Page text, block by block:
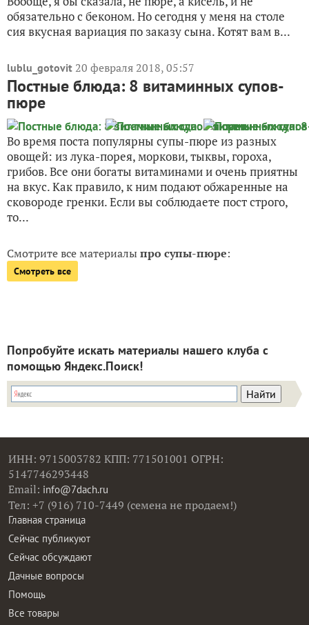
обязательно с беконом. Но сегодня у меня на столе
сия вкусная вариация по заказу сына. Котят вам в...
lublu_gotovit 20 февраля 2018, 05:57
Постные блюда: 8 витаминных супов-
пюре
Во время поста популярны супы-пюре из разных
овощей: из лука-порея, моркови, тыквы, гороха,
грибов. Все они богаты витаминами и очень приятны
на вкус. Как правило, к ним подают обжаренные на
сковороде гренки. Если вы соблюдаете пост строго,
то...
Смотрите все материалыпро супы-пюре:
Смотреть все
Попробуйте искать материалы нашего клуба с
помощью Яндекс.Поиск!
ИНН: 9715003782 КПП: 771501001 ОГРН:
5147746293448
Email: info@7dach.ru
Тел: +7 (916) 710-7449 (семена не продаем!)
Главная страница
Сейчас публикуют
Сейчас обсуждают
Дачные вопросы
Помощь
Все товары